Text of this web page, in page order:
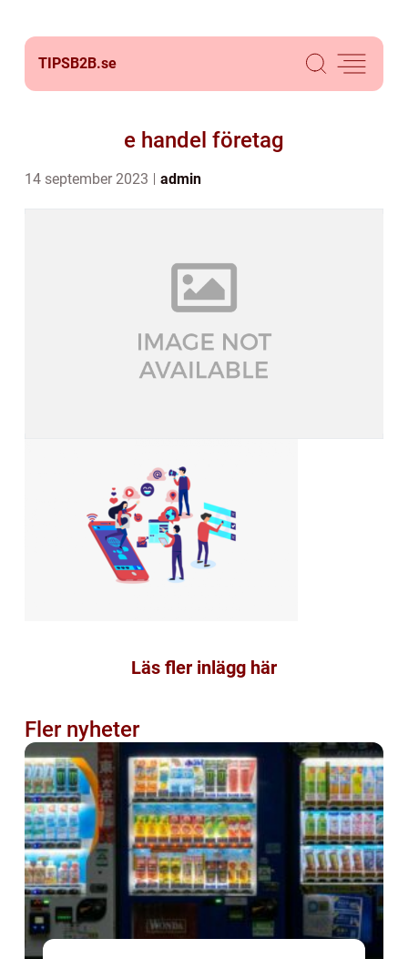
TIPSB2B.se
e handel företag
14 september 2023 admin
Läs fler inlägg här
Fler nyheter